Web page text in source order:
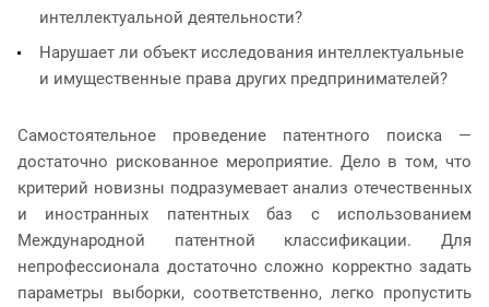
интеллектуальной деятельности?
Нарушает ли объект исследования интеллектуальные
и имущественные права других предпринимателей?
Самостоятельное проведение патентного поиска —
достаточно рискованное мероприятие. Дело в том, что
критерий новизны подразумевает анализ отечественных
и иностранных патентных баз с использованием
Международной патентной классификации. Для
непрофессионала достаточно сложно корректно задать
параметры выборки, соответственно, легко пропустить